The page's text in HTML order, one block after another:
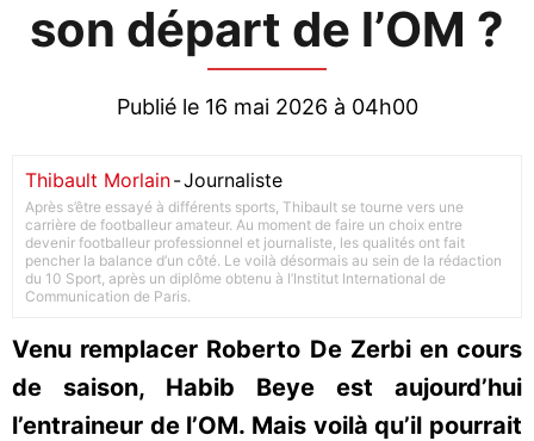
son départ de l’OM ?
Publié le 16 mai 2026 à 04h00
Thibault Morlain-Journaliste
Après s’être essayé à différents sports, Thibault se tourne vers une
carrière de footballeur amateur. Au moment de faire un choix entre
devenir footballeur professionnel et journaliste, les qualités ont fait
pencher la balance d’un côté. Le voilà désormais au sein de la rédaction
du 10 Sport, après un diplôme obtenu à l’Institut International de
Communication de Paris.
Venu remplacer Roberto De Zerbi en cours
de saison, Habib Beye est aujourd’hui
l’entraineur de l’OM. Mais voilà qu’il pourrait